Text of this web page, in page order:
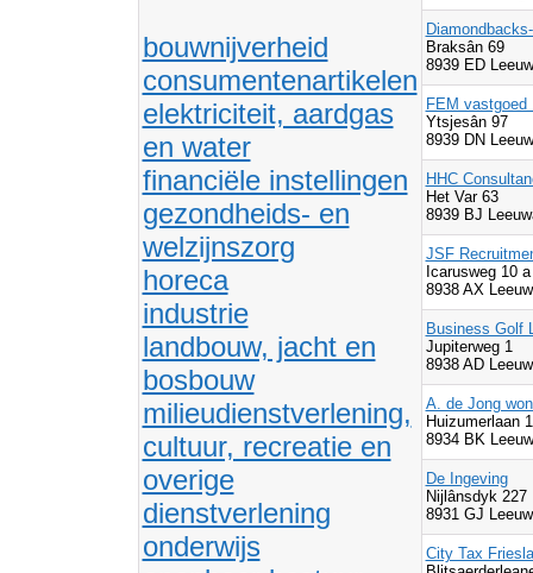
bouwnijverheid
consumentenartikelen
elektriciteit, aardgas
en water
financiële instellingen
gezondheids- en
welzijnszorg
horeca
industrie
landbouw, jacht en
bosbouw
milieudienstverlening,
cultuur, recreatie en
overige
dienstverlening
onderwijs
Braksân 69
8939 ED
FEM vastgoed
Ytsjesân 97
8939 DN
HHC
Het Var 63
8939 BJ
JSF
Icarusweg 10 a
8938 AX
Business Golf
Jupiterweg 1
8938 AD
A. de Jong
Huizumerlaan
8934 BK
De Ingeving
Nijlânsdyk 227
8931 GJ
City Tax